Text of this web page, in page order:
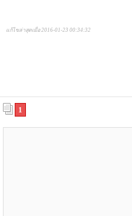
แก้ไขล่าสุดเมื่อ 2016-01-23 00:34:32
1